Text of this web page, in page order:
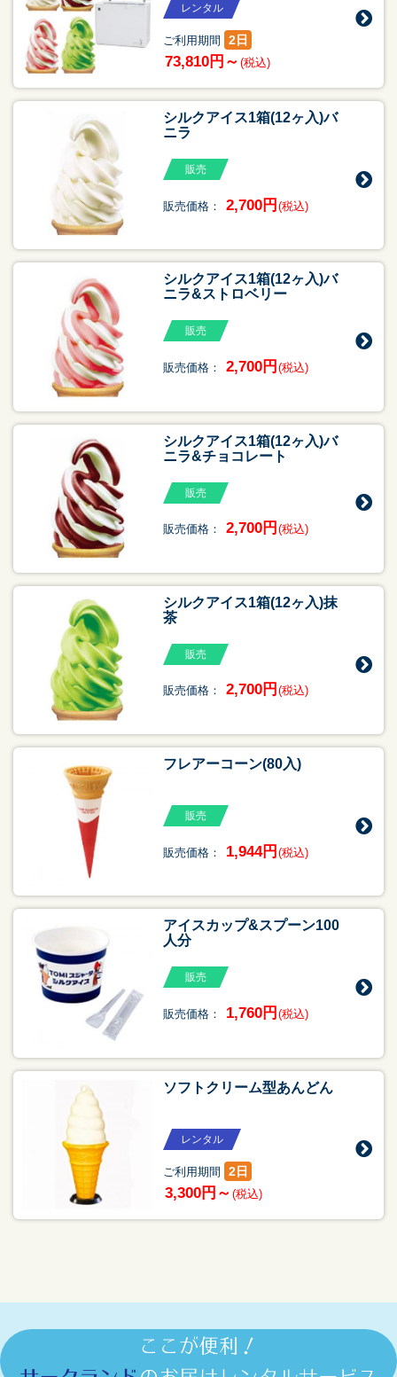
レンタル
ご利用期間 2日
73,810円～ (税込)
シルクアイス1箱(12ヶ入)バ
ニラ
販売
販売価格： 2,700円(税込)
シルクアイス1箱(12ヶ入)バ
ニラ&ストロベリー
販売
販売価格： 2,700円(税込)
シルクアイス1箱(12ヶ入)バ
ニラ&チョコレート
販売
販売価格： 2,700円 (税込)
シルクアイス1箱(12ヶ入)抹
茶
販売
販売価格： 2,700円 (税込)
フレアーコーン(80入)
販売
販売価格： 1,944円(税込)
アイスカップ&スプーン100
人分
販売
販売価格： 1,760円(税込)
ソフトクリーム型あんどん
レンタル
ご利用期間 2日
3,300円～ (税込)